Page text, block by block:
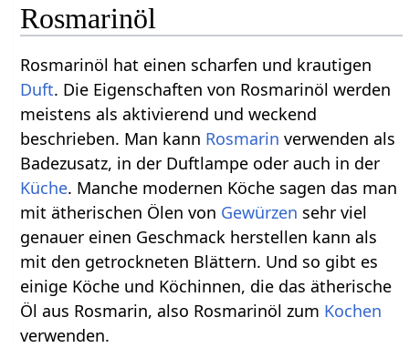
Rosmarinöl
Rosmarinöl hat einen scharfen und krautigen
Duft. Die Eigenschaften von Rosmarinöl werden
meistens als aktivierend und weckend
beschrieben. Man kann Rosmarin verwenden als
Badezusatz, in der Duftlampe oder auch in der
Küche. Manche modernen Köche sagen das man
mit ätherischen Ölen von Gewürzen sehr viel
genauer einen Geschmack herstellen kann als
mit den getrockneten Blättern. Und so gibt es
einige Köche und Köchinnen, die das ätherische
Öl aus Rosmarin, also Rosmarinöl zum Kochen
verwenden.